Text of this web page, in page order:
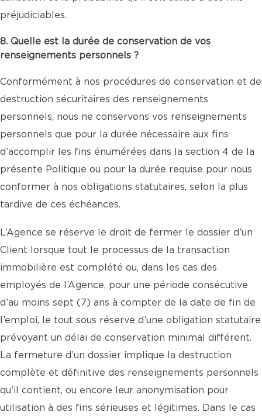
préjudiciables.
8. Quelle est la durée de conservation de vos
renseignements personnels ?
Conformément à nos procédures de conservation et de
destruction sécuritaires des renseignements
personnels, nous ne conservons vos renseignements
personnels que pour la durée nécessaire aux fins
d’accomplir les fins énumérées dans la section 4 de la
présente Politique ou pour la durée requise pour nous
conformer à nos obligations statutaires, selon la plus
tardive de ces échéances.
L’Agence se réserve le droit de fermer le dossier d’un
Client lorsque tout le processus de la transaction
immobilière est complété ou, dans les cas des
employés de l’Agence, pour une période consécutive
d’au moins sept (7) ans à compter de la date de fin de
l’emploi, le tout sous réserve d’une obligation statutaire
prévoyant un délai de conservation minimal différent.
La fermeture d’un dossier implique la destruction
complète et définitive des renseignements personnels
qu’il contient, ou encore leur anonymisation pour
utilisation à des fins sérieuses et légitimes. Dans le cas